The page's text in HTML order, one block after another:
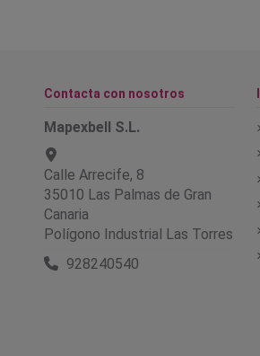
Contacta con nosotros
Mapexbell S.L.
Calle Arrecife, 8
35010 Las Palmas de Gran
Canaria
Polígono Industrial Las Torres
928240540